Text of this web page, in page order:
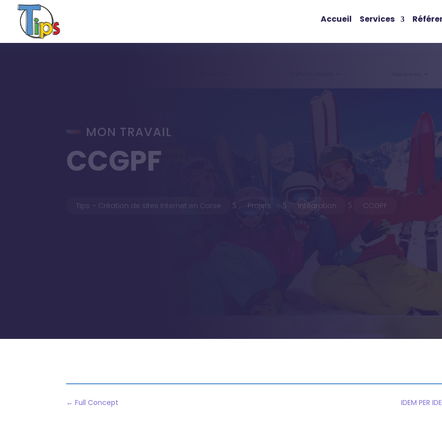
Accueil Services
MON TRAVAIL
CCGPF
Tips – Création de sites Internet en Corse 5 Projets 5 Intégration 5 CCGPF
←Full Concept IDEM PER